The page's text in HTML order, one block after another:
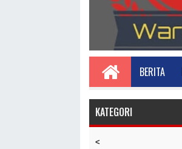
BERITA
KATEGORI
<